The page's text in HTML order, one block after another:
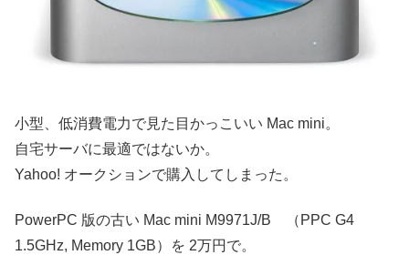
小型、低消費電力で見た目かっこいい Mac mini。
自宅サーバに最適ではないか。
Yahoo! オークションで購入してしまった。
PowerPC 版の古い Mac mini M9971J/B （PPC G4
1.5GHz, Memory 1GB）を 2万円で。